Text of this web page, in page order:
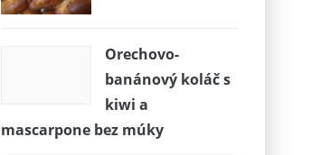
Orechovo-
banánový koláč s
kiwi a
mascarpone bez múky